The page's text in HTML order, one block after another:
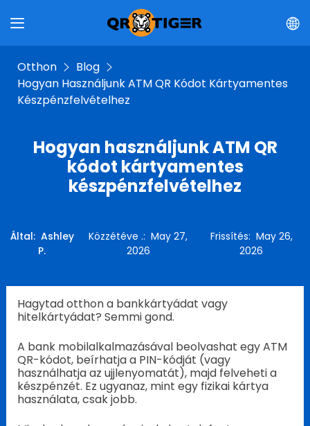
Otthon
Blog
Hogyan Használjunk ATM QR Kódot Kártyamentes
Készpénzfelvételhez
Hogyan használjunk ATM QR
kódot kártyamentes
készpénzfelvételhez
Által: Ashley
P.
Közzétéve .:May 27,
2026
Frissítés: May 26,
2026
Hagytad otthon a bankkártyádat vagy
hitelkártyádat? Semmi gond.
A bank mobilalkalmazásával beolvashat egy ATM
QR-kódot, beírhatja a PIN-kódját (vagy
használhatja az ujjlenyomatát), majd felveheti a
készpénzét. Ez ugyanaz, mint egy fizikai kártya
használata, csak jobb.